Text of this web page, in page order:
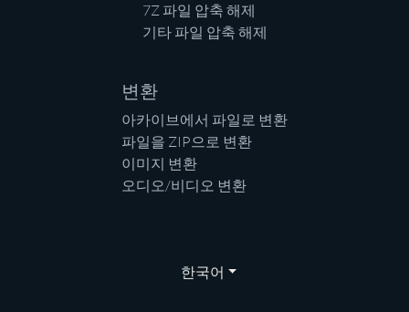
7Z 파일 압축 해제
기타 파일 압축 해제
변환
아카이브에서 파일로 변환
파일을 ZIP으로 변환
이미지 변환
오디오/비디오 변환
한국어